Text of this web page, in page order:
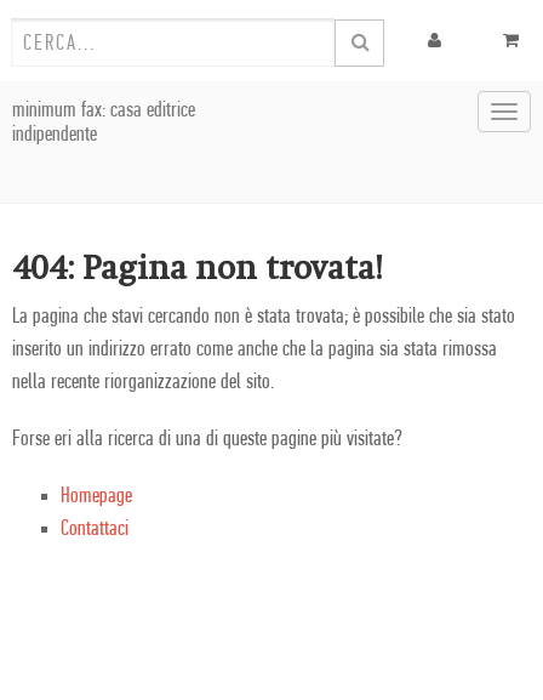
minimum fax: casa editrice
indipendente
404: Pagina non trovata!
La pagina che stavi cercando non è stata trovata; è possibile che sia stato
inserito un indirizzo errato come anche che la pagina sia stata rimossa
nella recente riorganizzazione del sito.
Forse eri alla ricerca di una di queste pagine più visitate?
Homepage
Contattaci